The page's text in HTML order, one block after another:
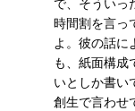
で、そういっ
時間割を言っ
よ。彼の話に
も、紙面構成
いとしか書い
創生で言わせ